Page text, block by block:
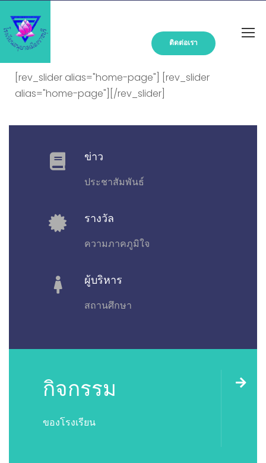
ติดต่อเรา
[rev_slider alias="home-page"] [rev_slider
alias="home-page"][/rev_slider]
ข่าว
ประชาสัมพันธ์
รางวัล
ความภาคภูมิใจ
ผู้บริหาร
สถานศึกษา
กิจกรรม
ของโรงเรียน